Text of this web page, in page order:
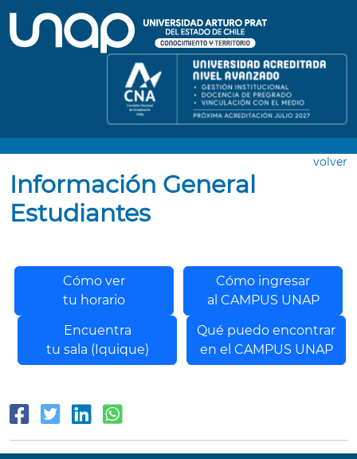
volver
Información General
Estudiantes
Cómo ver
tu horario
Cómo ingresar
al CAMPUS UNAP
Encuentra
tu sala (Iquique)
Qué puedo encontrar
en el CAMPUS UNAP